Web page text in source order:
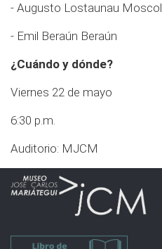
- Augusto Lostaunau Moscol
- Emil Beraún Beraún
¿Cuándo y dónde?
Viernes 22 de mayo
6:30 p.m.
Auditorio: MJCM